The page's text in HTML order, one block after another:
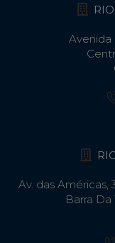
Avenida
Av. das Américas,
Barra